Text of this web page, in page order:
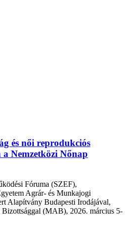
és női reprodukciós
a Nemzetközi Nőnap
Fóruma (SZEF),
Agrár- és Munkajogi
Alapítvány Budapesti Irodájával,
(MAB), 2026. március 5-